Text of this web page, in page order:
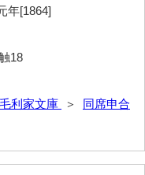
18
利家文庫 ＞ 同席申合
年[1864]